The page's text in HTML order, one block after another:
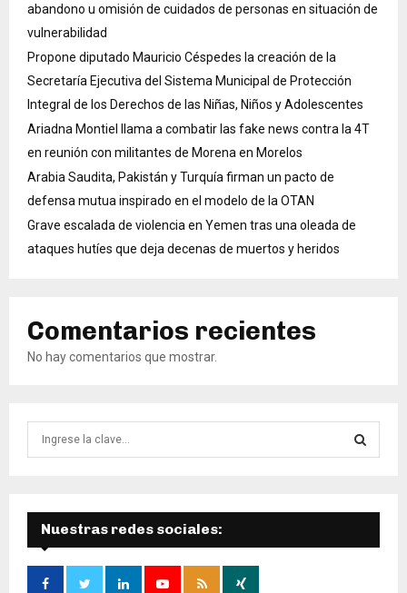
abandono u omisión de cuidados de personas en situación de
vulnerabilidad
Propone diputado Mauricio Céspedes la creación de la
Secretaría Ejecutiva del Sistema Municipal de Protección
Integral de los Derechos de las Niñas, Niños y Adolescentes
Ariadna Montiel llama a combatir las fake news contra la 4T
en reunión con militantes de Morena en Morelos
Arabia Saudita, Pakistán y Turquía firman un pacto de
defensa mutua inspirado en el modelo de la OTAN
Grave escalada de violencia en Yemen tras una oleada de
ataques hutíes que deja decenas de muertos y heridos
Comentarios recientes
No hay comentarios que mostrar.
d
a
Ú
S
Nuestras redes sociales: